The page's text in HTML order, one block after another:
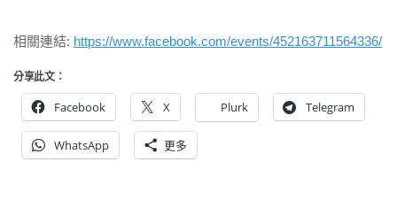
相關連結: https://www.facebook.com/events/452163711564336/
分享此文：
Facebook X Plurk Telegram
WhatsApp 更多